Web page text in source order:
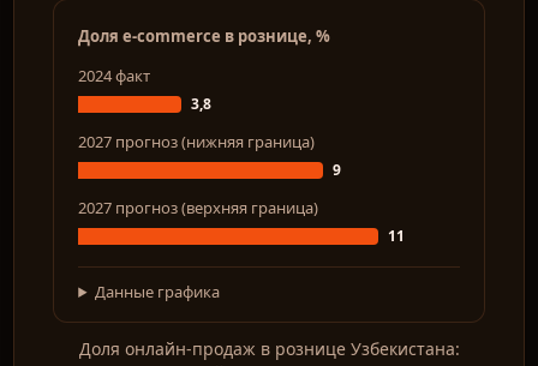
Доля e-commerce в рознице, %
2024 факт
3,8
2027 прогноз (нижняя граница)
9
2027 прогноз (верхняя граница)
11
Данные графика
Доля онлайн-продаж в рознице Узбекистана: